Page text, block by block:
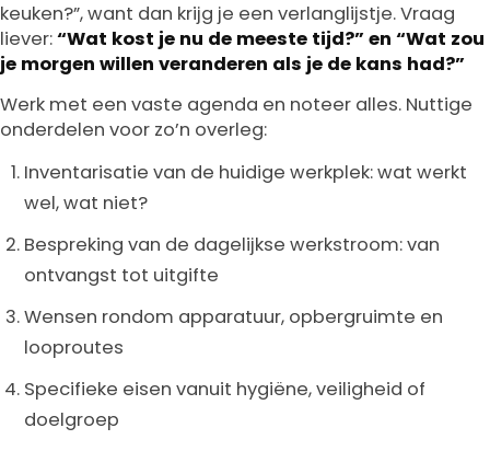
keuken?”, want dan krijg je een verlanglijstje. Vraag
liever:“Wat kost je nu de meeste tijd?” en “Wat zou
je morgen willen veranderen als je de kans had?”
Werk met een vaste agenda en noteer alles. Nuttige
onderdelen voor zo’n overleg:
Inventarisatie van de huidige werkplek: wat werkt
wel, wat niet?
Bespreking van de dagelijkse werkstroom: van
ontvangst tot uitgifte
Wensen rondom apparatuur, opbergruimte en
looproutes
Specifieke eisen vanuit hygiëne, veiligheid of
doelgroep